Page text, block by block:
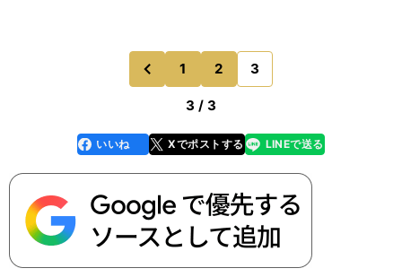
前
のページへ
1 2 3
3 / 3
faceboo
k
いいね Xでポストする
line LINEで送る